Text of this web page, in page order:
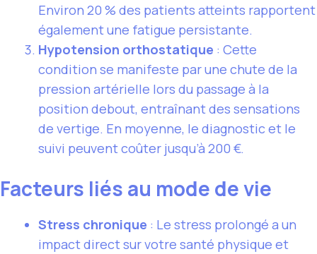
Environ 20 % des patients atteints rapportent
également une fatigue persistante.
Hypotension orthostatique : Cette
condition se manifeste par une chute de la
pression artérielle lors du passage à la
position debout, entraînant des sensations
de vertige. En moyenne, le diagnostic et le
suivi peuvent coûter jusqu’à 200 €.
Facteurs liés au mode de vie
Stress chronique : Le stress prolongé a un
impact direct sur votre santé physique et